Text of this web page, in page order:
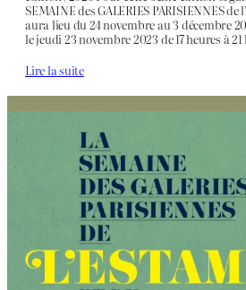
SEMAINE des GALERIES PARISIENNES de
aura lieu du 24 novembre au 3 décembre
le jeudi 23 novembre 2023 de 17 heures à
Lire la suite